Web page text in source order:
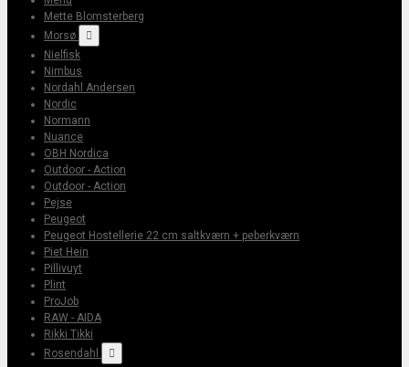
Mette Blomsterberg
Morsø

Nielfisk
Nimbus
Nordahl Andersen
Nordic
Normann
Nuance
OBH Nordica
Outdoor - Action
Outdoor - Action
Pejse
Peugeot
Peugeot Hostellerie 22 cm saltkværn + peberkværn
Piet Hein
Pillivuyt
Plint
ProJob
RAW - AIDA
Rikki Tikki
Rosendahl
